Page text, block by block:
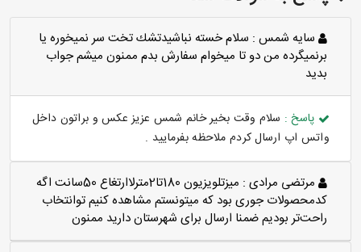
سايه شمس : سلام خسته نباشيدتشك تخت سر نميخوره يا
برنميگرده من دو تا ميخوام سفارش بدم ممنون ميشم جواب
بديد
پاسخ : سلام وقت بخیر خانم شمس عزیز عکس و براتون داخل
واتس اپ ارسال کردم ملاحظه بفرمایید .
مرتضی مرادی :
میزتلویزیون 180تا2مترلاارتغاع 50سانت اگه
کدمحصولات جوری بود که میتونستم مشاهده کنیم توانتخاب
راحت‌تر بودیم ضمنا ارسال برای شهرستان دارید ممنون